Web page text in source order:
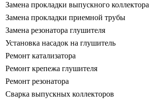
Замена прокладки выпускного коллектора
Замена прокладки приемной трубы
Замена резонатора глушителя
Установка насадок на глушитель
Ремонт катализатора
Ремонт крепежа глушителя
Ремонт резонатора
Сварка выпускных коллекторов